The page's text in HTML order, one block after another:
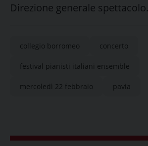
Direzione generale spettacolo.
collegio borromeo concerto
festival pianisti italiani ensemble
mercoledì 22 febbraio pavia